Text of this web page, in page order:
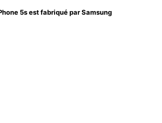
5s est fabriqué par Samsung